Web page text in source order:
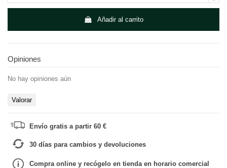
Añadir al carrito
Opiniones
No hay opiniones aún
Valorar
Envío gratis a partir 60 €
30 días para cambios y devoluciones
Compra online y recógelo en tienda en horario comercial